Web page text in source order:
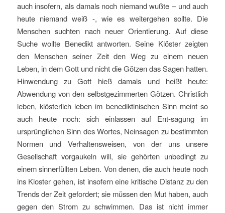
auch insofern, als damals noch niemand wußte – und auch
heute niemand weiß -, wie es weitergehen sollte. Die
Menschen suchten nach neuer Orientierung. Auf diese
Suche wollte Benedikt antworten. Seine Klöster zeigten
den Menschen seiner Zeit den Weg zu einem neuen
Leben, in dem Gott und nicht die Götzen das Sagen hatten.
Hinwendung zu Gott hieß damals und heißt heute:
Abwendung von den selbstgezimmerten Götzen. Christlich
leben, klösterlich leben im benediktinischen Sinn meint so
auch heute noch: sich einlassen auf Ent-sagung im
ursprünglichen Sinn des Wortes, Neinsagen zu bestimmten
Normen und Verhaltensweisen, von der uns unsere
Gesellschaft vorgaukeln will, sie gehörten unbedingt zu
einem sinnerfüllten Leben. Von denen, die auch heute noch
ins Kloster gehen, ist insofern eine kritische Distanz zu den
Trends der Zeit gefordert; sie müssen den Mut haben, auch
gegen den Strom zu schwimmen. Das ist nicht immer